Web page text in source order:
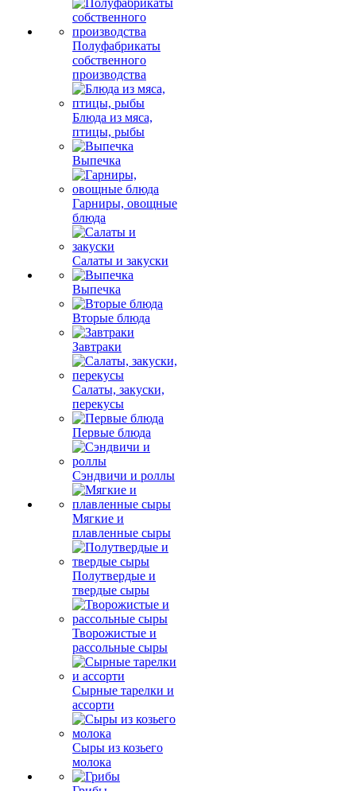
Полуфабрикаты
собственного
производства
Блюда из мяса,
птицы, рыбы
Выпечка
Гарниры, овощные
блюда
Салаты и закуски
Выпечка
Вторые блюда
Завтраки
Салаты, закуски,
перекусы
Первые блюда
Сэндвичи и роллы
Мягкие и
плавленные сыры
Полутвердые и
твердые сыры
Творожистые и
рассольные сыры
Сырные тарелки и
ассорти
Сыры из козьего
молока